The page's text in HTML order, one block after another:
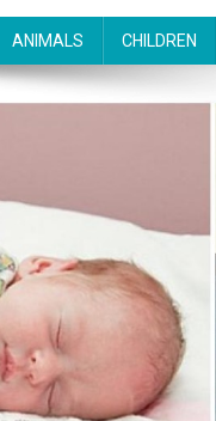
ANIMALS CHILDREN